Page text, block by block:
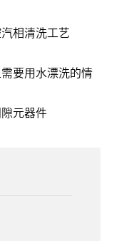
相清洗工艺
要用水漂洗的情
元器件